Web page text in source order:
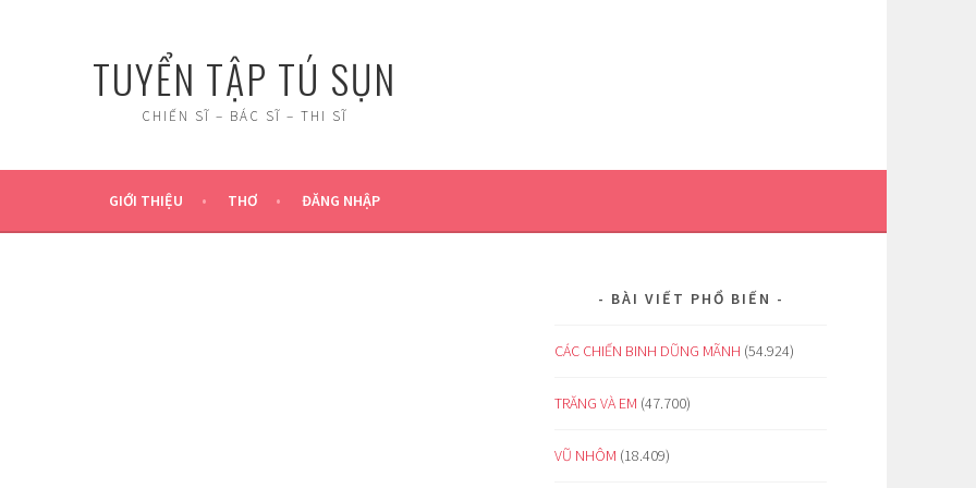
TUYỂN TẬP TÚ SỤN
CHIẾN SĨ – BÁC SĨ – THI SĨ
GIỚI THIỆU THƠ ĐĂNG NHẬP
BÀI VIẾT PHỔ BIẾN
CÁC CHIẾN BINH DŨNG MÃNH (54.924)
TRĂNG VÀ EM (47.700)
VŨ NHÔM (18.409)